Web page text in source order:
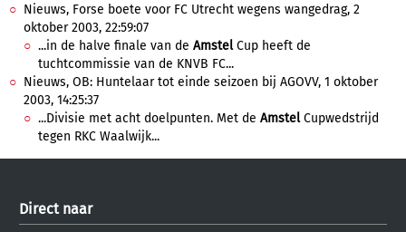
Nieuws, Forse boete voor FC Utrecht wegens wangedrag, 2
oktober 2003, 22:59:07
...in de halve finale van de AmstelCup heeft de
tuchtcommissie van de KNVB FC...
Nieuws, OB: Huntelaar tot einde seizoen bij AGOVV, 1 oktober
2003, 14:25:37
...Divisie met acht doelpunten. Met de AmstelCupwedstrijd
tegen RKC Waalwijk...
Direct naar